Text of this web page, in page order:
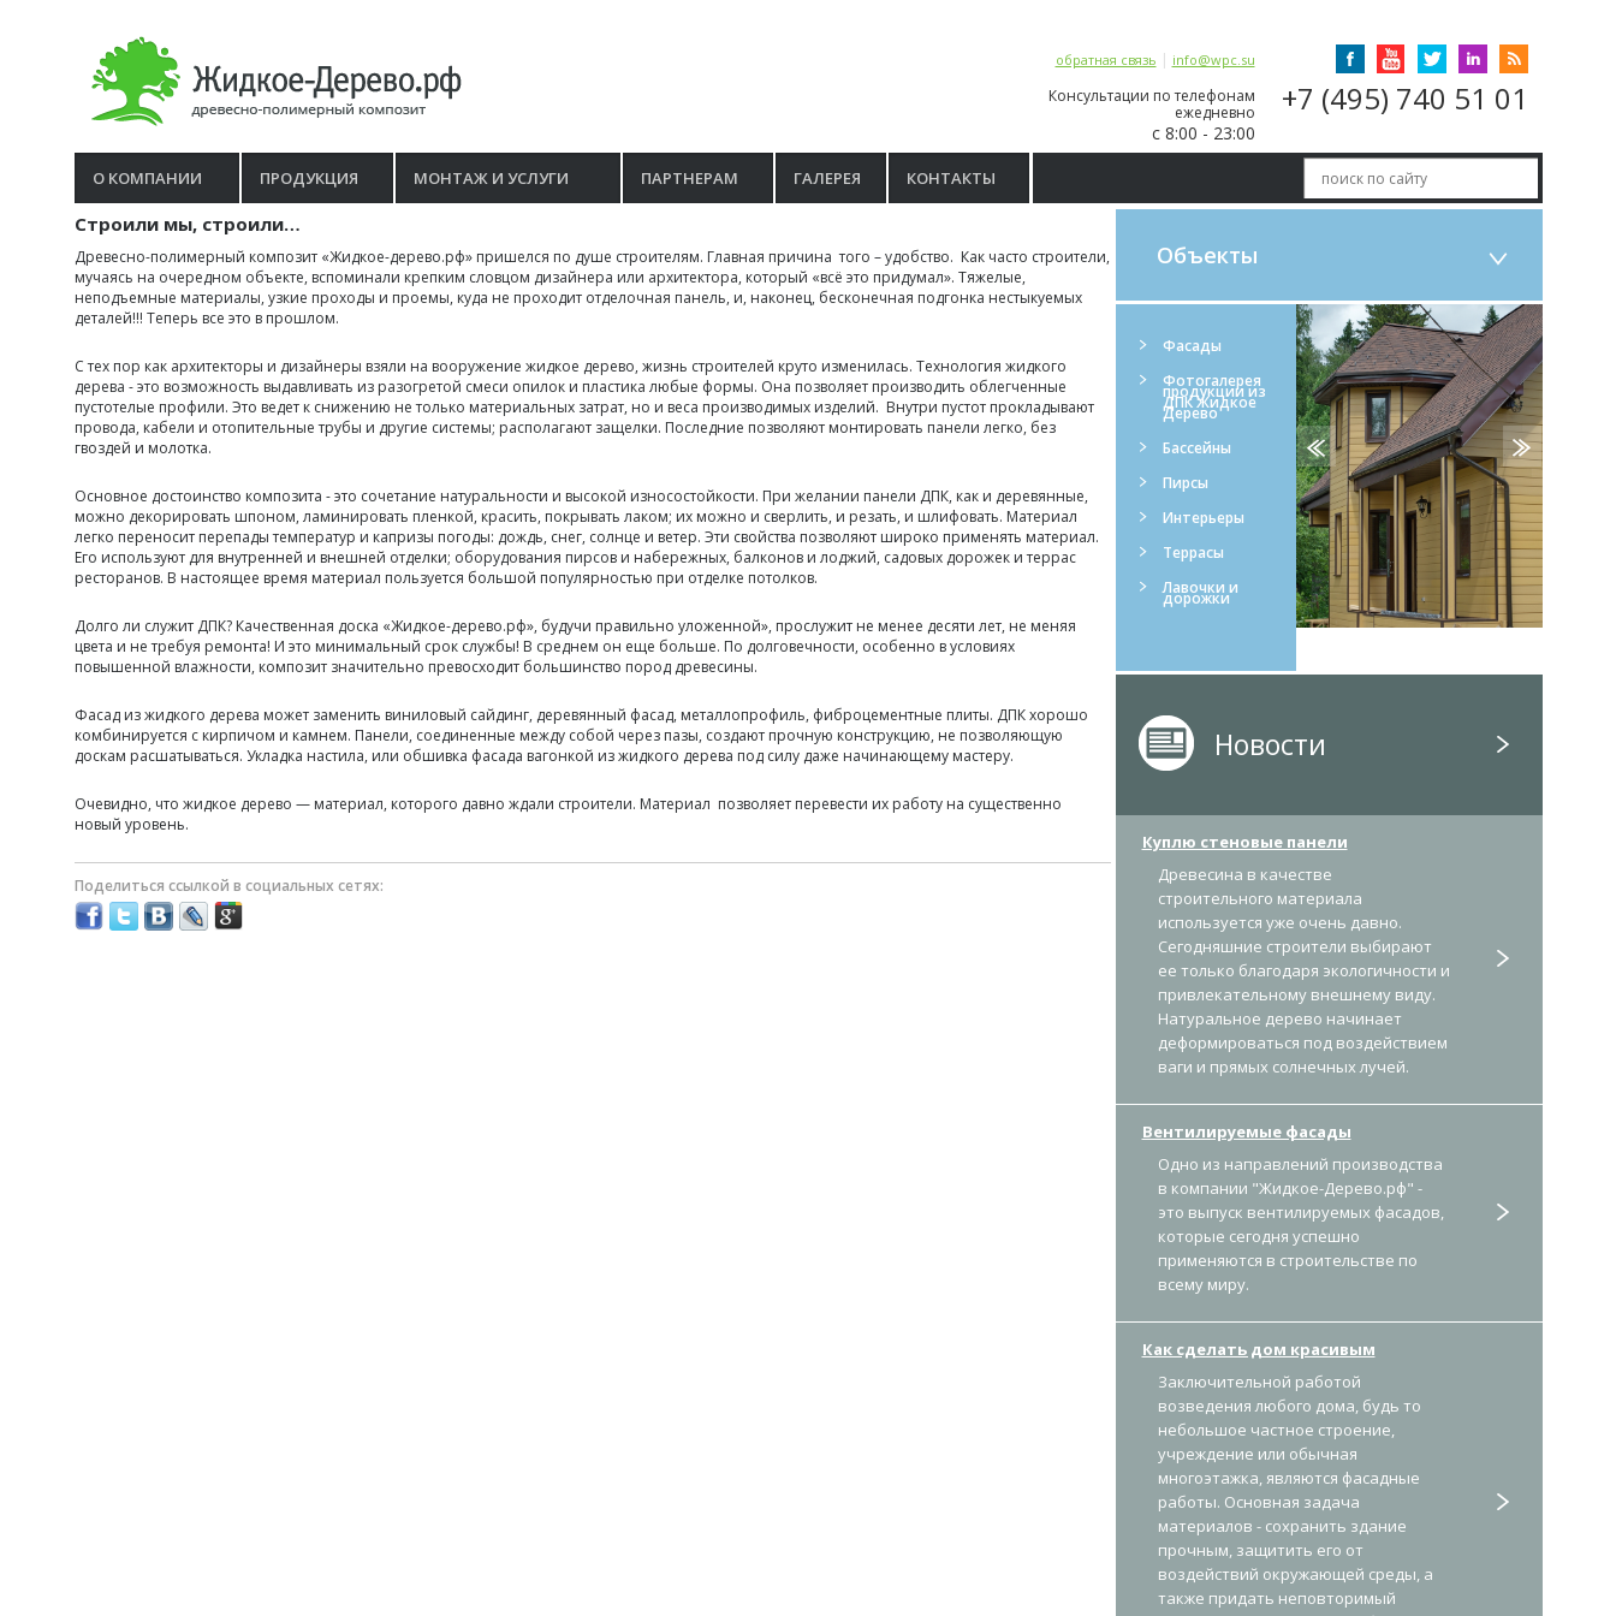
+7 (495) 740 51 01
обратная связь | info@wpc.su
Консультации по телефонам
ежедневно
с 8:00 - 23:00
О КОМПАНИИ ПРОДУКЦИЯ МОНТАЖ И УСЛУГИ ПАРТНЕРАМ ГАЛЕРЕЯ КОНТАКТЫ
Строили мы, строили…
Древесно-полимерный композит «Жидкое-дерево.рф» пришелся по душе строителям. Главная причина того – удобство. Как часто строители,
мучаясь на очередном объекте, вспоминали крепким словцом дизайнера или архитектора, который «всё это придумал». Тяжелые,
неподъемные материалы, узкие проходы и проемы, куда не проходит отделочная панель, и, наконец, бесконечная подгонка нестыкуемых
деталей!!! Теперь все это в прошлом.
С тех пор как архитекторы и дизайнеры взяли на вооружение жидкое дерево, жизнь строителей круто изменилась. Технология жидкого
дерева - это возможность выдавливать из разогретой смеси опилок и пластика любые формы. Она позволяет производить облегченные
пустотелые профили. Это ведет к снижению не только материальных затрат, но и веса производимых изделий. Внутри пустот прокладывают
провода, кабели и отопительные трубы и другие системы; располагают защелки. Последние позволяют монтировать панели легко, без
гвоздей и молотка.
Основное достоинство композита - это сочетание натуральности и высокой износостойкости. При желании панели ДПК, как и деревянные,
можно декорировать шпоном, ламинировать пленкой, красить, покрывать лаком; их можно и сверлить, и резать, и шлифовать. Материал
легко переносит перепады температур и капризы погоды: дождь, снег, солнце и ветер. Эти свойства позволяют широко применять материал.
Его используют для внутренней и внешней отделки; оборудования пирсов и набережных, балконов и лоджий, садовых дорожек и террас
ресторанов. В настоящее время материал пользуется большой популярностью при отделке потолков.
Долго ли служит ДПК? Качественная доска «Жидкое-дерево.рф», будучи правильно уложенной», прослужит не менее десяти лет, не меняя
цвета и не требуя ремонта! И это минимальный срок службы! В среднем он еще больше. По долговечности, особенно в условиях
повышенной влажности, композит значительно превосходит большинство пород древесины.
Фасад из жидкого дерева может заменить виниловый сайдинг, деревянный фасад, металлопрофиль, фиброцементные плиты. ДПК хорошо
комбинируется с кирпичом и камнем. Панели, соединенные между собой через пазы, создают прочную конструкцию, не позволяющую
доскам расшатываться. Укладка настила, или обшивка фасада вагонкой из жидкого дерева под силу даже начинающему мастеру.
Очевидно, что жидкое дерево — материал, которого давно ждали строители. Материал позволяет перевести их работу на существенно
новый уровень.
Поделиться ссылкой в социальных сетях:
Объекты
Фасады
Фотогалерея
продукции из
ДПК Жидкое
Дерево
Бассейны
Пирсы
Интерьеры
Террасы
Лавочки и
дорожки
Новости
Куплю стеновые панели
Древесина в качестве
строительного материала
используется уже очень давно.
Сегодняшние строители выбирают
ее только благодаря экологичности и
привлекательному внешнему виду.
Натуральное дерево начинает
деформироваться под воздействием
ваги и прямых солнечных лучей.
Вентилируемые фасады
Одно из направлений производства
в компании "Жидкое-Дерево.рф" -
это выпуск вентилируемых фасадов,
которые сегодня успешно
применяются в строительстве по
всему миру.
Как сделать дом красивым
Заключительной работой
возведения любого дома, будь то
небольшое частное строение,
учреждение или обычная
многоэтажка, являются фасадные
работы. Основная задача
материалов - сохранить здание
прочным, защитить его от
воздействий окружающей среды, а
также придать неповторимый